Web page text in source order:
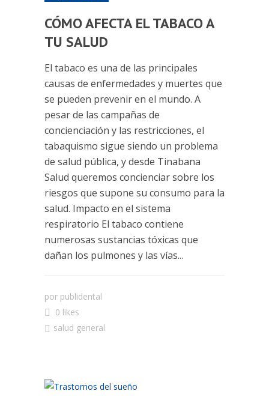
CÓMO AFECTA EL TABACO A
TU SALUD
El tabaco es una de las principales
causas de enfermedades y muertes que
se pueden prevenir en el mundo. A
pesar de las campañas de
concienciación y las restricciones, el
tabaquismo sigue siendo un problema
de salud pública, y desde Tinabana
Salud queremos concienciar sobre los
riesgos que supone su consumo para la
salud. Impacto en el sistema
respiratorio El tabaco contiene
numerosas sustancias tóxicas que
dañan los pulmones y las vías...
por publidental
0 likes
salud general